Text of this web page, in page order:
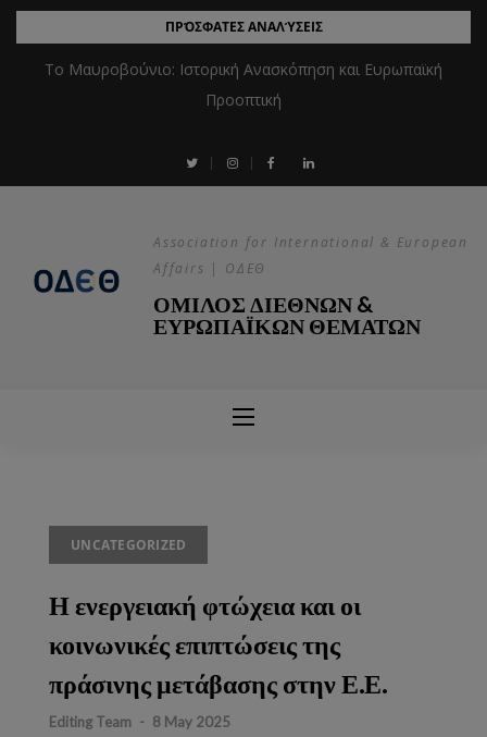
ΠΡΌΣΦΑΤΕΣ ΑΝΑΛΎΣΕΙΣ
Το Μαυροβούνιο: Ιστορική Ανασκόπηση και Ευρωπαϊκή
Προοπτική
Association for International & European
Affairs | ΟΔΕΘ
ΟΜΙΛΟΣ ΔΙΕΘΝΩΝ &
ΕΥΡΩΠΑΪΚΩΝ ΘΕΜΑΤΩΝ
UNCATEGORIZED
Η ενεργειακή φτώχεια και οι
κοινωνικές επιπτώσεις της
πράσινης μετάβασης στην Ε.Ε.
Editing Team - 8 May 2025